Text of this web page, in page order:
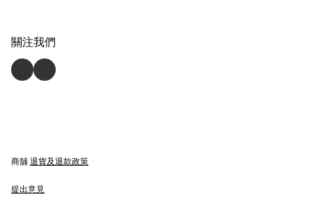
關注我們
商舖 退貨及退款政策
提出意見